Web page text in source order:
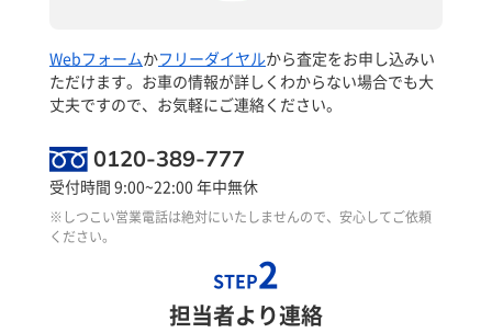
Webフォームかフリーダイヤルから査定をお申し込みい
ただけます。お車の情報が詳しくわからない場合でも大
丈夫ですので、お気軽にご連絡ください。
0120-389-777
受付時間 9:00~22:00 年中無休
※しつこい営業電話は絶対にいたしませんので、安心してご依頼
ください。
STEP2
担当者より連絡